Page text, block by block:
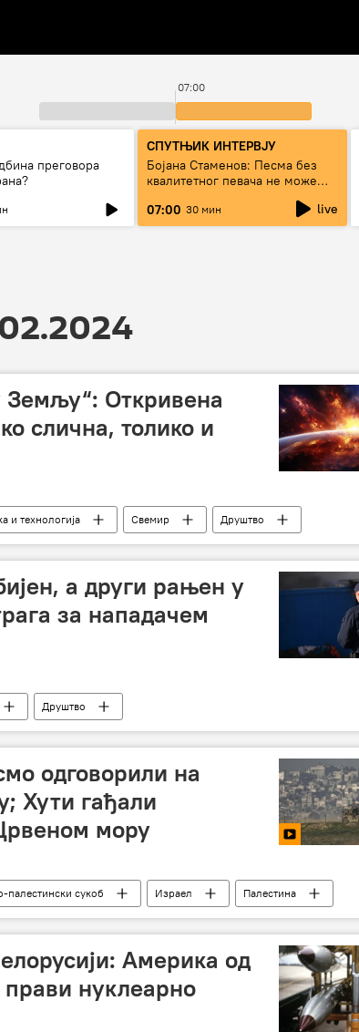
07:00
преговора
СПУТЊИК ИНТЕРВЈУ
Бојана Стаменов: Песма без
квалитетног певача не може
07:00 30 мин live
Откривена
слична, толико и
и технологија Свемир Друштво
а други рањен у
за нападачем
Друштво
одговорили на
Хути гађали
мору
палестински сукоб Израел
Палестина
Америка од
прави нуклеарно